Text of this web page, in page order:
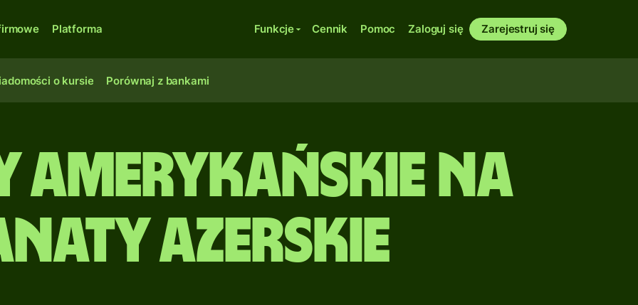
Platforma Funkcje Cennik Pomoc Zaloguj się Zarejestruj się
o kursie Porównaj z bankami
na
azerskie